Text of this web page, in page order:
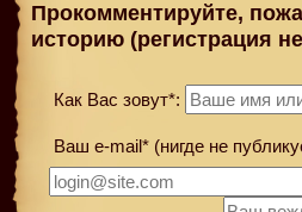
Прокомментируйте,
историю (регистрация
Как Вас зовут*:
Ваш e-mail* (нигде не